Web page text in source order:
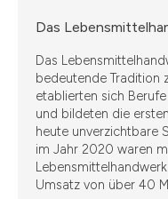
Das
Das
bedeutende Tradition
etablierten sich
und bildeten die
heute unverzichtbare
im Jahr 2020 waren
Umsatz von über 40